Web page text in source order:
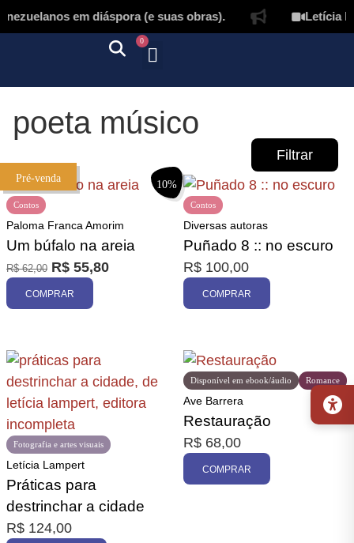
em diáspora (e suas obras). Letícia
0
poeta músico
Filtrar
Promoção
10%
Pré-venda
Contos
Paloma Franca Amorim
Um búfalo na areia
R$62,00 R$ 55,80
COMPRAR
Contos
Diversas autoras
Puñado 8 :: no escuro
R$ 100,00
COMPRAR
Fotografia e artes visuais
Letícia Lampert
Práticas para
destrinchar a cidade
R$ 124,00
Disponível em ebook/áudio Romance
Ave Barrera
Restauração
R$ 68,00
COMPRAR